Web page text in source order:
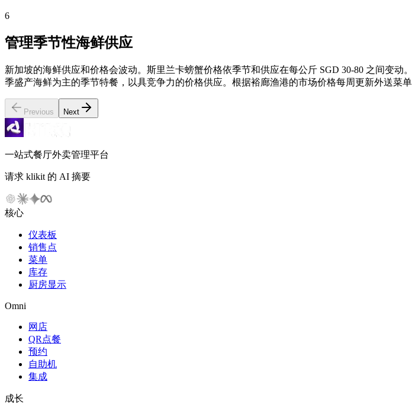
6
管理季节性海鲜供应
新加坡的海鲜供应和价格会波动。斯里兰卡螃蟹价格依季节和供应在每公斤 SGD 30-80 之间变
季盛产海鲜为主的季节特餐，以具竞争力的价格供应。根据裕廊渔港的市场价格每周更新外送菜
Previous Next
一站式餐厅外卖管理平台
请求 klikit 的 AI 摘要
核心
仪表板
销售点
菜单
库存
厨房显示
Omni
网店
QR点餐
预约
自助机
集成
成长